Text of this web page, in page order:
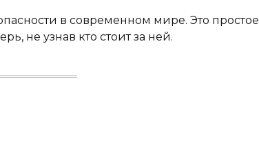
в современном мире. Это простое
не узнав кто стоит за ней.